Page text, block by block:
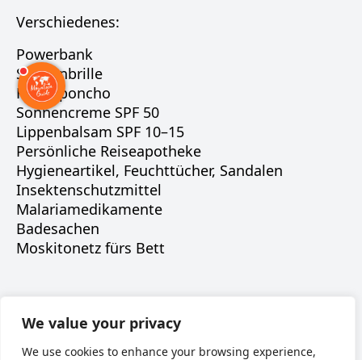
We value your privacy
We use cookies to enhance your browsing experience,
Verschiedenes:
Powerbank
Sonnenbrille
Regenponcho
Sonnencreme SPF 50
Lippenbalsam SPF 10–15
Persönliche Reiseapotheke
Hygieneartikel, Feuchttücher, Sandalen
Insektenschutzmittel
Malariamedikamente
Badesachen
Moskitonetz fürs Bett
Наверх